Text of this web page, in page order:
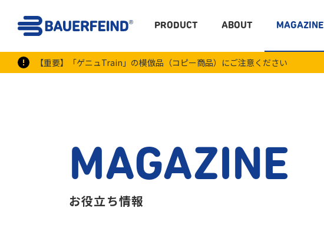
【重要】「ゲニュTrain」の模倣品（コピー商品）にご注意ください
PRODUCT ABOUT MAGAZINE
MAGAZINE
お役立ち情報